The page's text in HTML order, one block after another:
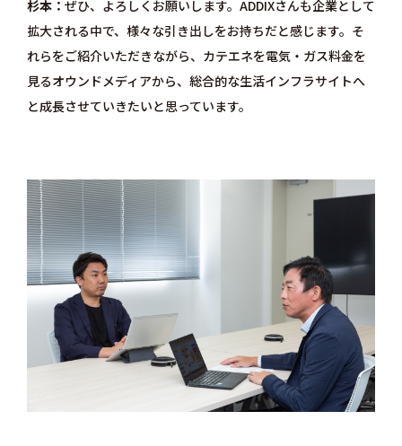
杉本
ぜひ、よろしくお願いします。ADDIXさんも企業として
拡大される中で、様々な引き出しをお持ちだと感じます。そ
れらをご紹介いただきながら、カテエネを電気・ガス料金を
見るオウンドメディアから、総合的な生活インフラサイトへ
と成長させていきたいと思っています。